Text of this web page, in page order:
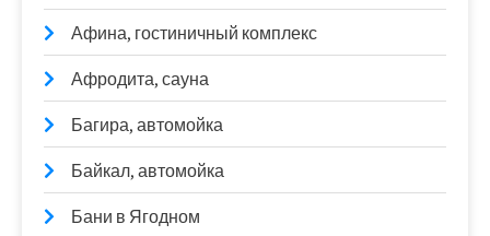
Афина, гостиничный комплекс
Афродита, сауна
Багира, автомойка
Байкал, автомойка
Бани в Ягодном